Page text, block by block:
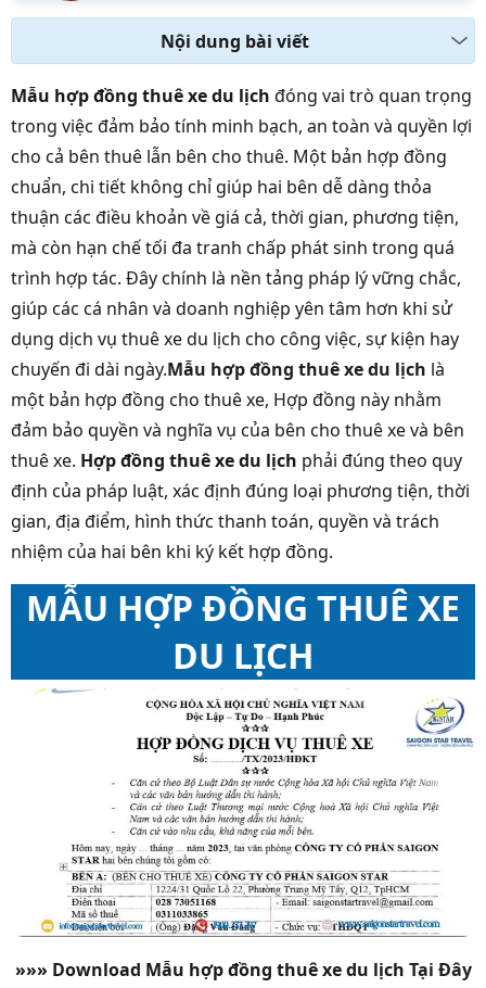
Nội dung bài viết
Mẫu hợp đồng thuê xe du lịch đóng vai trò quan trọng
trong việc đảm bảo tính minh bạch, an toàn và quyền lợi
cho cả bên thuê lẫn bên cho thuê. Một bản hợp đồng
chuẩn, chi tiết không chỉ giúp hai bên dễ dàng thỏa
thuận các điều khoản về giá cả, thời gian, phương tiện,
mà còn hạn chế tối đa tranh chấp phát sinh trong quá
trình hợp tác. Đây chính là nền tảng pháp lý vững chắc,
giúp các cá nhân và doanh nghiệp yên tâm hơn khi sử
dụng dịch vụ thuê xe du lịch cho công việc, sự kiện hay
chuyến đi dài ngày.Mẫu hợp đồng thuê xe du lịch là
một bản hợp đồng cho thuê xe, Hợp đồng này nhằm
đảm bảo quyền và nghĩa vụ của bên cho thuê xe và bên
thuê xe. Hợp đồng thuê xe du lịch phải đúng theo quy
định của pháp luật, xác định đúng loại phương tiện, thời
gian, địa điểm, hình thức thanh toán, quyền và trách
nhiệm của hai bên khi ký kết hợp đồng.
MẪU HỢP ĐỒNG THUÊ XE
DU LỊCH
»»» Download Mẫu hợp đồng thuê xe du lịch Tại Đây